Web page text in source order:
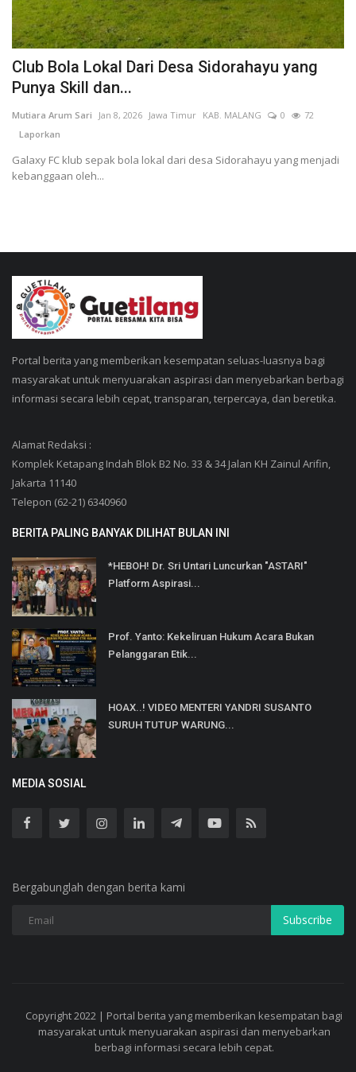
Club Bola Lokal Dari Desa Sidorahayu yang
Punya Skill dan...
Mutiara Arum Sari Jan 8, 2026 Jawa Timur KAB. MALANG 0
72
Laporkan
Galaxy FC klub sepak bola lokal dari desa Sidorahayu yang menjadi
kebanggaan oleh...
Portal berita yang memberikan kesempatan seluas-luasnya bagi
masyarakat untuk menyuarakan aspirasi dan menyebarkan berbagi
informasi secara lebih cepat, transparan, terpercaya, dan beretika.
Alamat Redaksi :
Komplek Ketapang Indah Blok B2 No. 33 & 34 Jalan KH Zainul Arifin,
Jakarta 11140
Telepon (62-21) 6340960
BERITA PALING BANYAK DILIHAT BULAN INI
*HEBOH! Dr. Sri Untari Luncurkan "ASTARI"
Platform Aspirasi...
Prof. Yanto: Kekeliruan Hukum Acara Bukan
Pelanggaran Etik...
HOAX..! VIDEO MENTERI YANDRI SUSANTO
SURUH TUTUP WARUNG...
MEDIA SOSIAL
Bergabunglah dengan berita kami
Subscribe
Copyright 2022 | Portal berita yang memberikan kesempatan bagi
masyarakat untuk menyuarakan aspirasi dan menyebarkan
berbagi informasi secara lebih cepat.